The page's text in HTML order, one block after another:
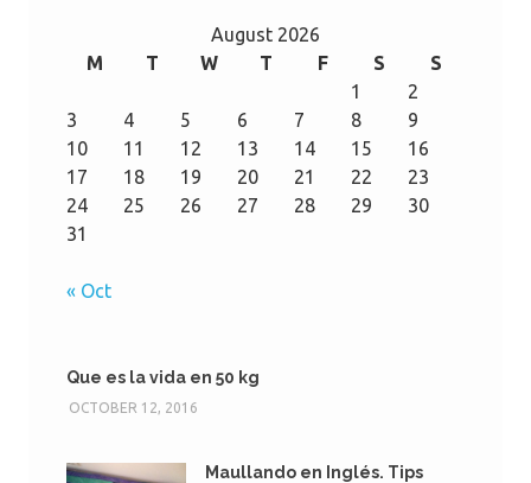
August 2026
M
T W T F S
S
1
2
3
4 5 6 7 8
9
10
11 12 13 14 15
16
17
18 19 20 21 22
23
24
25 26 27 28 29
30
31
« Oct
Que es la vida en 50 kg
OCTOBER 12, 2016
Maullando en Inglés. Tips